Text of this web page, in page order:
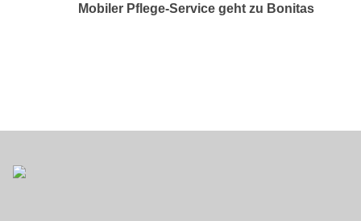
Mobiler Pflege-Service geht zu Bonitas